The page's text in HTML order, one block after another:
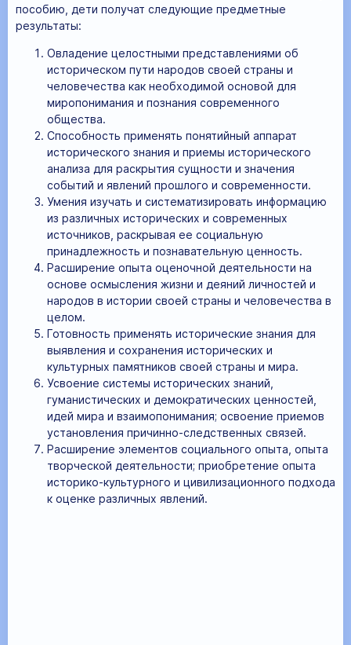
пособию, дети получат следующие предметные
результаты:
Овладение целостными представлениями об
историческом пути народов своей страны и
человечества как необходимой основой для
миропонимания и познания современного
общества.
Способность применять понятийный аппарат
исторического знания и приемы исторического
анализа для раскрытия сущности и значения
событий и явлений прошлого и современности.
Умения изучать и систематизировать информацию
из различных исторических и современных
источников, раскрывая ее социальную
принадлежность и познавательную ценность.
Расширение опыта оценочной деятельности на
основе осмысления жизни и деяний личностей и
народов в истории своей страны и человечества в
целом.
Готовность применять исторические знания для
выявления и сохранения исторических и
культурных памятников своей страны и мира.
Усвоение системы исторических знаний,
гуманистических и демократических ценностей,
идей мира и взаимопонимания; освоение приемов
установления причинно-следственных связей.
Расширение элементов социального опыта, опыта
творческой деятельности; приобретение опыта
историко-культурного и цивилизационного подхода
к оценке различных явлений.